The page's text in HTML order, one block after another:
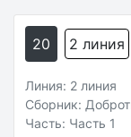
20 2 линия
Линия: 2 линия
Сборник:
Часть: Часть 1